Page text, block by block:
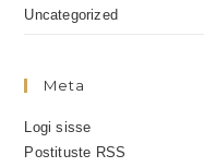
Uncategorized
Meta
Logi sisse
Postituste RSS